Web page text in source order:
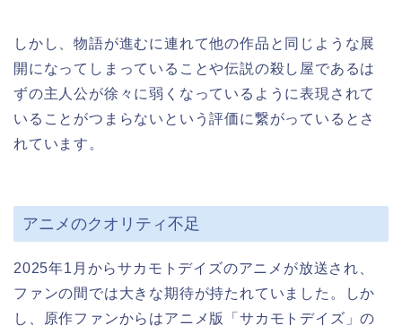
しかし、物語が進むに連れて他の作品と同じような展
開になってしまっていることや伝説の殺し屋であるは
ずの主人公が徐々に弱くなっているように表現されて
いることがつまらないという評価に繋がっているとさ
れています。
アニメのクオリティ不足
2025年1月からサカモトデイズのアニメが放送され、
ファンの間では大きな期待が持たれていました。しか
し、原作ファンからはアニメ版「サカモトデイズ」の